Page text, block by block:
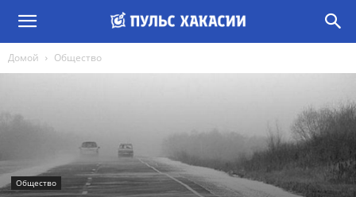
Домой Общество
Общество